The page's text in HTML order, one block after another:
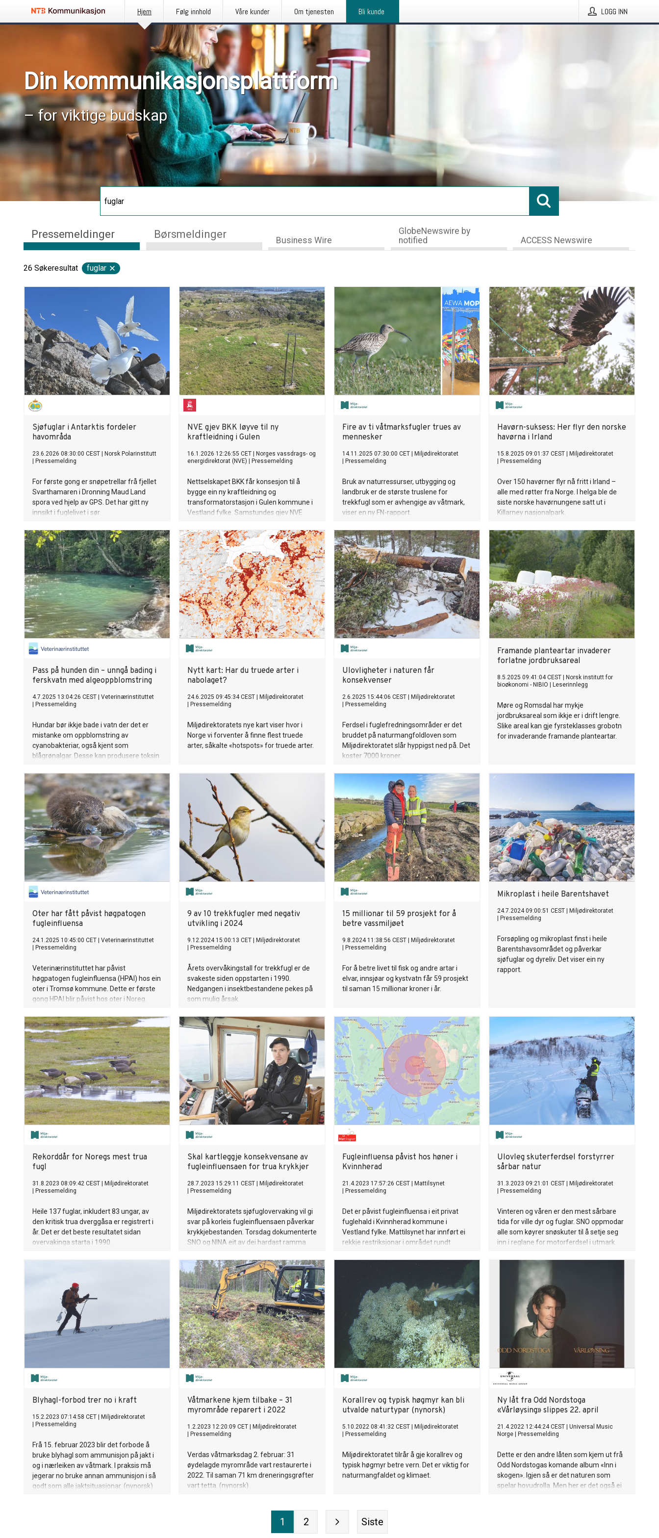
Hjem Følg innhold Våre kunder Om tjenesten Bli kunde LOGG INN
Din kommunikasjonsplattform
– for viktige budskap
Pressemeldinger Børsmeldinger Business Wire
GlobeNewswire by
notified
ACCESS Newswire
26 Søkeresultat fuglar
Sjøfuglar i Antarktis fordeler
havområda
23.6.2026 08:30:00 CEST
Norsk Polarinstitutt
Pressemelding
For første gong er snøpetrellar frå fjellet
Svarthamaren i Dronning Maud Land
spora ved hjelp av GPS. Det har gitt ny
innsikt i fuglelivet i sør.
NVE gjev BKK løyve til ny
kraftleidning i Gulen
16.1.2026 12:26:55 CET
Norges vassdrags- og
energidirektorat (NVE)
Pressemelding
Nettselskapet BKK får konsesjon til å
bygge ein ny kraftleidning og
transformatorstasjon i Gulen kommune i
Vestland fylke. Samstundes gjev NVE
transformatorstasjon og nettilknyting til Skipavika Næringspark.
Fire av ti våtmarksfugler trues av
mennesker
14.11.2025 07:30:00 CET
Miljødirektoratet
Pressemelding
Bruk av naturressurser, utbygging og
landbruk er de største truslene for
trekkfugl som er avhengige av våtmark,
viser en ny FN-rapport.
Havørn-suksess: Her flyr den norske
havørna i Irland
15.8.2025 09:01:37 CEST
Miljødirektoratet
Pressemelding
Over 150 havørner flyr nå fritt i Irland –
alle med røtter fra Norge. I helga ble de
siste norske havørnungene satt ut i
Killarney nasjonalpark.
Pass på hunden din – unngå bading i
ferskvatn med algeoppblomstring
4.7.2025 13:04:26 CEST
Veterinærinstituttet
Pressemelding
Hundar bør ikkje bade i vatn der det er
mistanke om oppblomstring av
cyanobakteriar, også kjent som
blågrønalgar. Desse kan produsere toksin
verste fall dødelege.
Nytt kart: Har du truede arter i
nabolaget?
24.6.2025 09:45:34 CEST
Miljødirektoratet
Pressemelding
Miljødirektoratets nye kart viser hvor i
Norge vi forventer å finne flest truede
arter, såkalte «hotspots» for truede arter.
Ulovligheter i naturen får
konsekvenser
2.6.2025 15:44:06 CEST
Miljødirektoratet
Pressemelding
Ferdsel i fuglefredningsområder er det
bruddet på naturmangfoldloven som
Miljødirektoratet slår hyppigst ned på. Det
koster 7000 kroner.
Framande planteartar invaderer
forlatne jordbruksareal
8.5.2025 09:41:04 CEST
Norsk institutt for
bioøkonomi - NIBIO
Leserinnlegg
Møre og Romsdal har mykje
jordbruksareal som ikkje er i drift lengre.
Slike areal kan gje fyrsteklasses grobotn
for invaderande framande planteartar.
Oter har fått påvist høgpatogen
fugleinfluensa
24.1.2025 10:45:00 CET
Veterinærinstituttet
Pressemelding
Veterinærinstituttet har påvist
høgpatogen fugleinfluensa (HPAI) hos ein
oter i Tromsø kommune. Dette er første
gong HPAI blir påvist hos oter i Noreg.
9 av 10 trekkfugler med negativ
utvikling i 2024
9.12.2024 15:00:13 CET
Miljødirektoratet
Pressemelding
Årets overvåkingstall for trekkfugl er de
svakeste siden oppstarten i 1990.
Nedgangen i insektbestandene pekes på
som mulig årsak.
15 millionar til 59 prosjekt for å
betre vassmiljøet
9.8.2024 11:38:56 CEST
Miljødirektoratet
Pressemelding
For å betre livet til fisk og andre artar i
elvar, innsjøar og kystvatn får 59 prosjekt
til saman 15 millionar kroner i år.
Mikroplast i heile Barentshavet
24.7.2024 09:00:51 CEST
Miljødirektoratet
Pressemelding
Forsøpling og mikroplast finst i heile
Barentshavsområdet og påverkar
sjøfuglar og dyreliv. Det viser ein ny
rapport.
Rekorddår for Noregs mest trua
fugl
31.8.2023 08:09:42 CEST
Miljødirektoratet
Pressemelding
Heile 137 fuglar, inkludert 83 ungar, av
den kritisk trua dverggåsa er registrert i
år. Det er det beste resultatet sidan
overvakinga starta i 1990.
Skal kartleggje konsekvensane av
fugleinfluensaen for trua krykkjer
28.7.2023 15:29:11 CEST
Miljødirektoratet
Pressemelding
Miljødirektoratets sjøfuglovervaking vil gi
svar på korleis fugleinfluensaen påverkar
krykkjebestanden. Torsdag dokumenterte
SNO og NINA eit av dei hardast ramma
Fugleinfluensa påvist hos høner i
Kvinnherad
21.4.2023 17:57:26 CEST
Mattilsynet
Pressemelding
Det er påvist fugleinfluensa i eit privat
fuglehald i Kvinnherad kommune i
Vestland fylke. Mattilsynet har innført ei
rekkje restriksjonar i området rundt
spreie seg. Dette er fyrste gong
fugleinfluensa er påvist på tamme fuglar i
Ulovleg skuterferdsel forstyrrer
sårbar natur
31.3.2023 09:21:01 CEST
Miljødirektoratet
Pressemelding
Vinteren og våren er den mest sårbare
tida for ville dyr og fuglar. SNO oppmodar
alle som køyrer snøskuter til å setje seg
inn i reglane for motorferdsel i utmark.
Blyhagl-forbod trer no i kraft
15.2.2023 07:14:58 CET
Miljødirektoratet
Pressemelding
Frå 15. februar 2023 blir det forbode å
bruke blyhagl som ammunisjon på jakt i
og i nærleiken av våtmark. I praksis må
jegerar no bruke annan ammunisjon i så
godt som alle jaktsituasjonar. (nynorsk)
Våtmarkene kjem tilbake – 31
myrområde reparert i 2022
1.2.2023 12:20:09 CET
Miljødirektoratet
Pressemelding
Verdas våtmarksdag 2. februar: 31
øydelagde myrområde vart restaurerte i
2022. Til saman 71 km dreneringsgrøfter
vart tetta. (nynorsk)
Korallrev og typisk høgmyr kan bli
utvalde naturtypar (nynorsk)
5.10.2022 08:41:32 CEST
Miljødirektoratet
Pressemelding
Miljødirektoratet tilrår å gje korallrev og
typisk høgmyr betre vern. Det er viktig for
naturmangfaldet og klimaet.
Ny låt fra Odd Nordstoga
«Vårløysing» slippes 22. april
21.4.2022 12:44:24 CEST
Universal Music
Norge
Pressemelding
Dette er den andre låten som kjem ut frå
Odd Nordstogas komande album «Inn i
skogen». Igjen så er det naturen som
spelar hovudrolla. Men her er det også ei
1 2 Siste